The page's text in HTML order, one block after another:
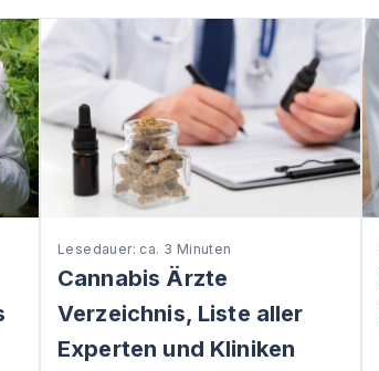
Lesedauer: ca. 3 Minuten
Cannabis Ärzte
Verzeichnis, Liste aller
Experten und Kliniken